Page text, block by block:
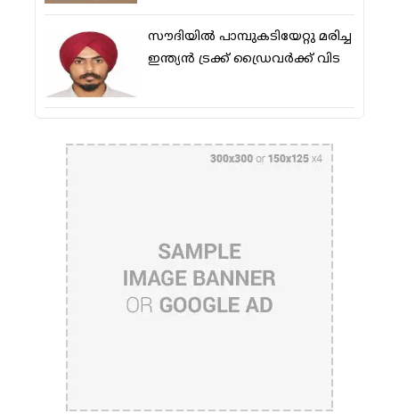
സൗദിയിൽ പാമ്പുകടിയേറ്റു മരിച്ച
ഇന്ത്യൻ ട്രക്ക് ഡ്രൈവർക്ക് വിട